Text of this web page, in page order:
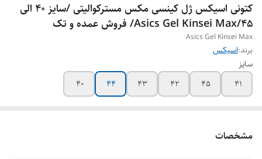
کتونی اسیکس ژل کینسی مکس مسترکوالیتی /سایز 40 الی
45/Asics Gel Kinsei Max/ فروش عمده و تک
Asics Gel Kinsei Max
برند:اسیکس
سایز
41
45
42
43
44
40
مشخصات